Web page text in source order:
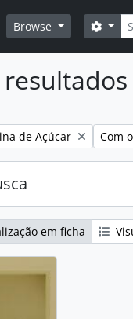
Browse
filtro:
de Açúcar Com
em ficha